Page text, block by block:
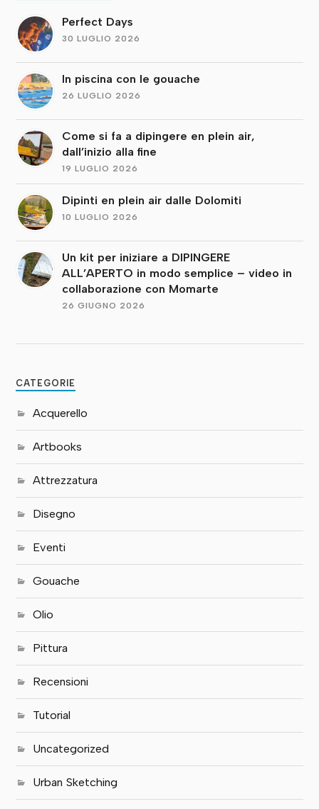
Perfect Days
30 LUGLIO 2026
In piscina con le gouache
26 LUGLIO 2026
Come si fa a dipingere en plein air,
dall’inizio alla fine
19 LUGLIO 2026
Dipinti en plein air dalle Dolomiti
10 LUGLIO 2026
Un kit per iniziare a DIPINGERE
ALL’APERTO in modo semplice – video in
collaborazione con Momarte
26 GIUGNO 2026
CATEGORIE
Acquerello
Artbooks
Attrezzatura
Disegno
Eventi
Gouache
Olio
Pittura
Recensioni
Tutorial
Uncategorized
Urban Sketching